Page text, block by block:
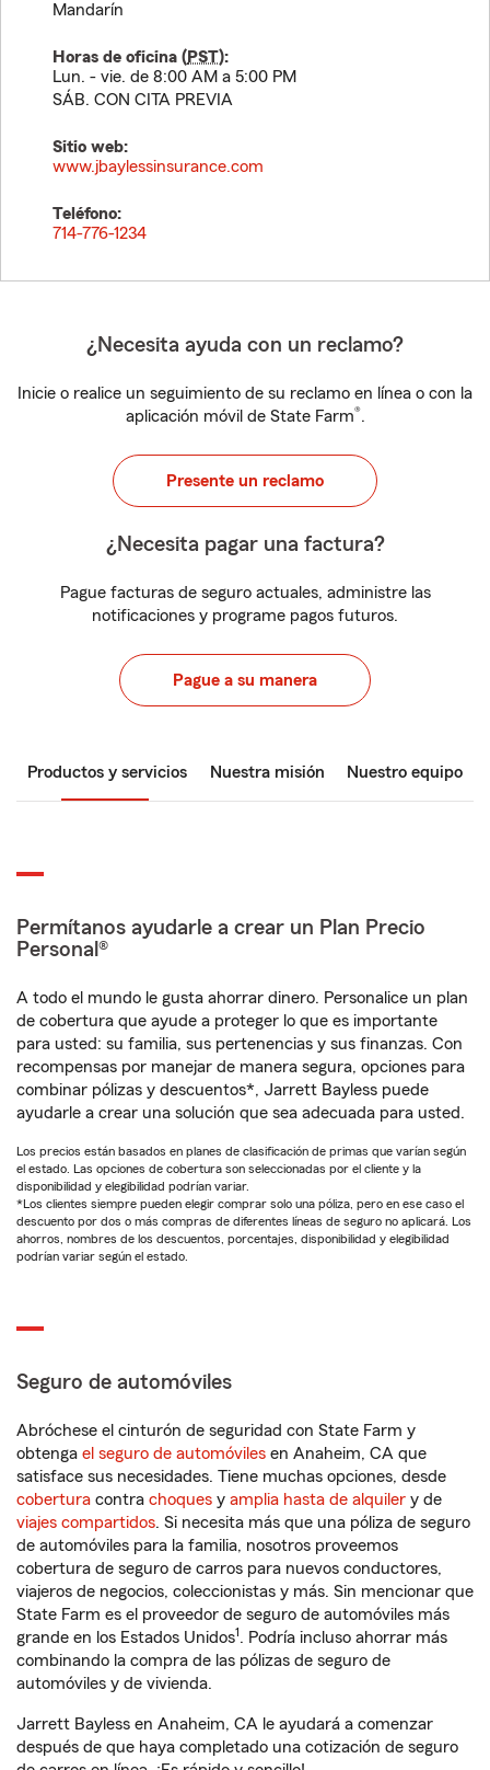
Mandarín
Horas de oficina (PST):
Lun. - vie. de 8:00 AM a 5:00 PM
SÁB. CON CITA PREVIA
Sitio web:
www.jbaylessinsurance.com
Teléfono:
714-776-1234
¿Necesita ayuda con un reclamo?
Inicie o realice un seguimiento de su reclamo en línea o con la
aplicación móvil de State Farm®.
Presente un reclamo
¿Necesita pagar una factura?
Pague facturas de seguro actuales, administre las
notificaciones y programe pagos futuros.
Pague a su manera
Productos y servicios Nuestra misión Nuestro equipo
Permítanos ayudarle a crear un Plan Precio
Personal®
A todo el mundo le gusta ahorrar dinero. Personalice un plan
de cobertura que ayude a proteger lo que es importante
para usted: su familia, sus pertenencias y sus finanzas. Con
recompensas por manejar de manera segura, opciones para
combinar pólizas y descuentos*, Jarrett Bayless puede
ayudarle a crear una solución que sea adecuada para usted.
Los precios están basados en planes de clasificación de primas que varían según
el estado. Las opciones de cobertura son seleccionadas por el cliente y la
disponibilidad y elegibilidad podrían variar.
*Los clientes siempre pueden elegir comprar solo una póliza, pero en ese caso el
descuento por dos o más compras de diferentes líneas de seguro no aplicará. Los
ahorros, nombres de los descuentos, porcentajes, disponibilidad y elegibilidad
podrían variar según el estado.
Seguro de automóviles
Abróchese el cinturón de seguridad con State Farm y
obtenga el seguro de automóviles en Anaheim, CA que
satisface sus necesidades. Tiene muchas opciones, desde
cobertura contra choques y amplia hasta de alquiler y de
viajes compartidos. Si necesita más que una póliza de seguro
de automóviles para la familia, nosotros proveemos
cobertura de seguro de carros para nuevos conductores,
viajeros de negocios, coleccionistas y más. Sin mencionar que
State Farm es el proveedor de seguro de automóviles más
grande en los Estados Unidos1. Podría incluso ahorrar más
combinando la compra de las pólizas de seguro de
automóviles y de vivienda.
Jarrett Bayless en Anaheim, CA le ayudará a comenzar
después de que haya completado una cotización de seguro